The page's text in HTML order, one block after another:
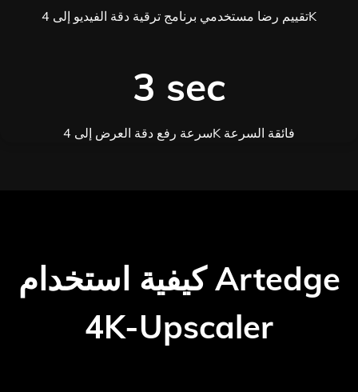
تقييم رضا مستخدمي برنامج ترقية دقة الفيديو إلى 4K
3 sec
سرعة رفع دقة العرض إلى 4K فائقة السرعة
كيفية استخدام Artedge
4K-Upscaler